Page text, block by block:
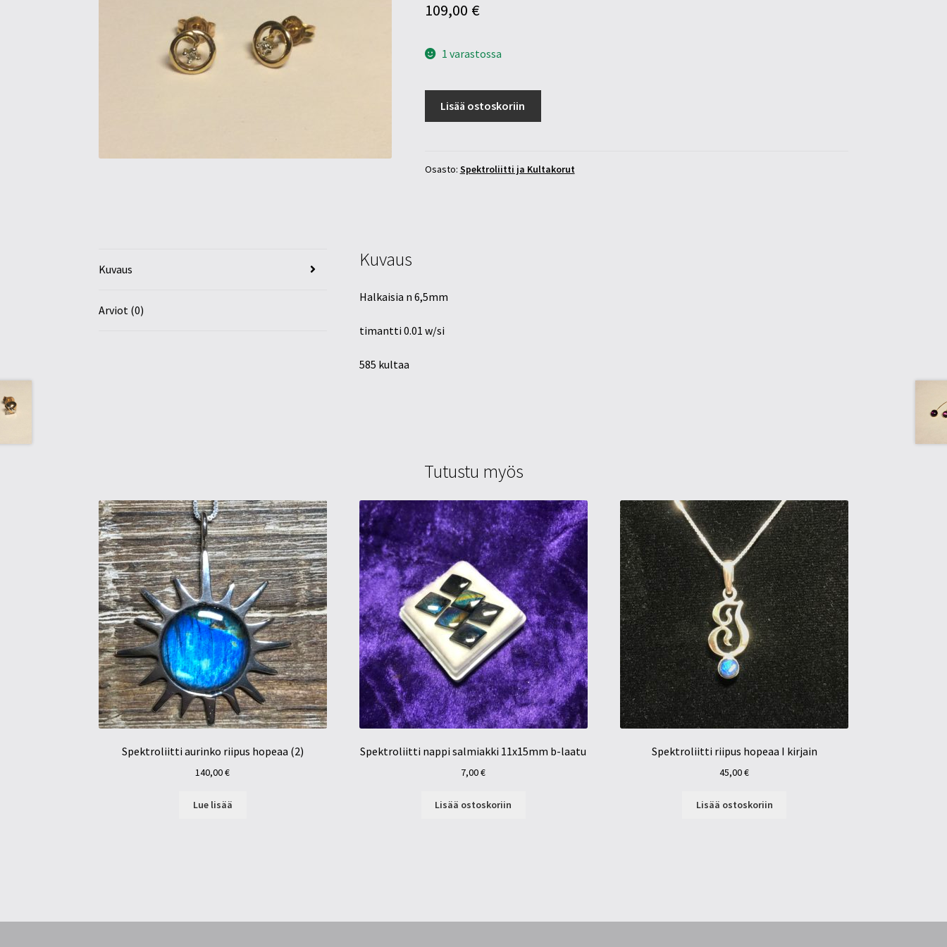
109,00 €
1 varastossa
Lisää ostoskoriin
Osasto: Spektroliitti ja Kultakorut
Kuvaus
Arviot (0)
Kuvaus
Halkaisia n 6,5mm
timantti 0.01 w/si
585 kultaa
Tutustu myös
Spektroliitti aurinko riipus hopeaa (2)
140,00€
Lue lisää
Spektroliitti nappi salmiakki 11x15mm b-laatu
7,00€
Lisää ostoskoriin
Spektroliitti riipus hopeaa I kirjain
45,00€
Lisää ostoskoriin